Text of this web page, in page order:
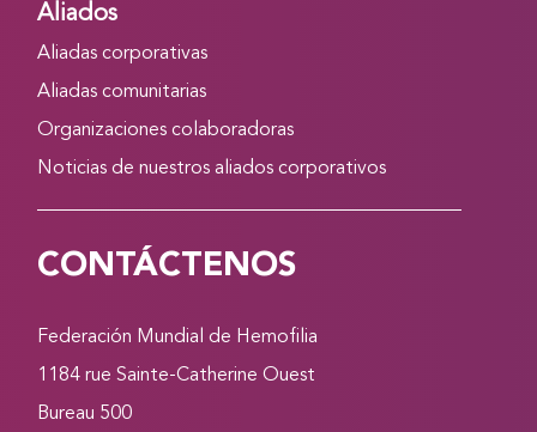
Aliados
Aliadas corporativas
Aliadas comunitarias
Organizaciones colaboradoras
Noticias de nuestros aliados corporativos
CONTÁCTENOS
Federación Mundial de Hemofilia
1184 rue Sainte-Catherine Ouest
Bureau 500